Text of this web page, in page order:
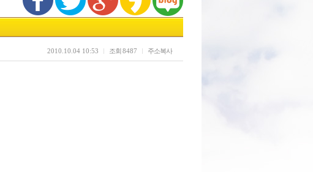
2010.10.04 10:53 조회8487 주소복사